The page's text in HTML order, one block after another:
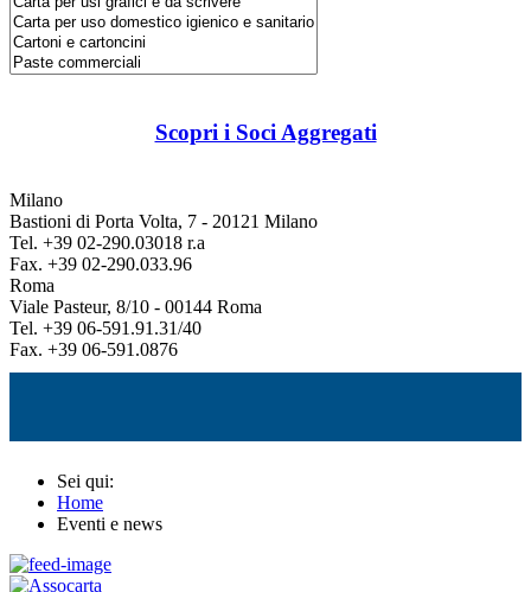
Scopri i Soci Aggregati
Milano
Bastioni di Porta Volta, 7 - 20121 Milano
Tel. +39 02-290.03018 r.a
Fax. +39 02-290.033.96
Roma
Viale Pasteur, 8/10 - 00144 Roma
Tel. +39 06-591.91.31/40
Fax. +39 06-591.0876
Sei qui:
Home
Eventi e news